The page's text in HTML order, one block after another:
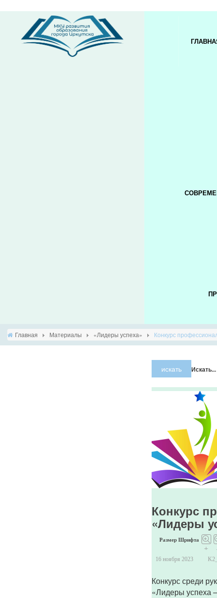
Главная Материалы «Лидеры успеха» Конкурс
искать Искать...
Конкурс
«Лидеры
Размер Шрифта
+
16 ноября 2023
Конкурс среди
«Лидеры успеха